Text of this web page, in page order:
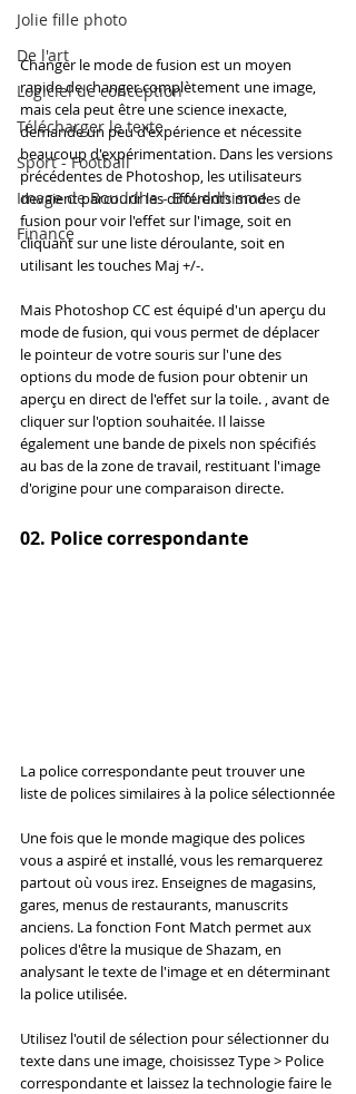
Jolie fille photo
De l'art
Logiciel de conception
Télécharger le texte
Sport - Football
Image de Bouddha - Bouddhisme
Finance
Changer le mode de fusion est un moyen
rapide de changer complètement une image,
mais cela peut être une science inexacte,
demande un peu d'expérience et nécessite
beaucoup d'expérimentation. Dans les versions
précédentes de Photoshop, les utilisateurs
devaient parcourir les différents modes de
fusion pour voir l'effet sur l'image, soit en
cliquant sur une liste déroulante, soit en
utilisant les touches Maj +/-.
Mais Photoshop CC est équipé d'un aperçu du
mode de fusion, qui vous permet de déplacer
le pointeur de votre souris sur l'une des
options du mode de fusion pour obtenir un
aperçu en direct de l'effet sur la toile. , avant de
cliquer sur l'option souhaitée. Il laisse
également une bande de pixels non spécifiés
au bas de la zone de travail, restituant l'image
d'origine pour une comparaison directe.
02. Police correspondante
La police correspondante peut trouver une
liste de polices similaires à la police sélectionnée
Une fois que le monde magique des polices
vous a aspiré et installé, vous les remarquerez
partout où vous irez. Enseignes de magasins,
gares, menus de restaurants, manuscrits
anciens. La fonction Font Match permet aux
polices d'être la musique de Shazam, en
analysant le texte de l'image et en déterminant
la police utilisée.
Utilisez l'outil de sélection pour sélectionner du
texte dans une image, choisissez Type > Police
correspondante et laissez la technologie faire le